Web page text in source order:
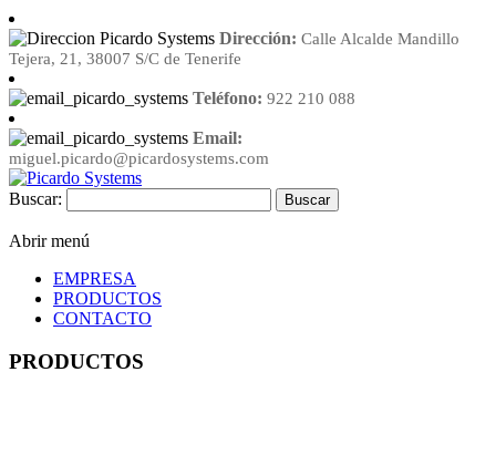
Dirección: Calle Alcalde Mandillo
Tejera, 21, 38007 S/C de Tenerife
Teléfono: 922 210 088
Email:
miguel.picardo@picardosystems.com
Buscar:
Abrir menú
EMPRESA
PRODUCTOS
CONTACTO
PRODUCTOS